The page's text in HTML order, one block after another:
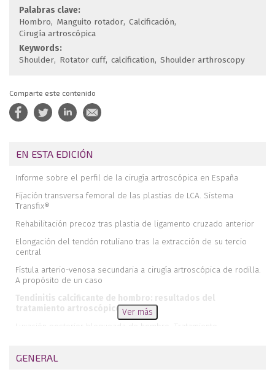
Palabras clave:
Hombro
Manguito rotador Calcificación
Cirugía artroscópica
Keywords:
Shoulder Rotator cuff calcification Shoulder arthroscopy
Comparte este contenido
EN ESTA EDICIÓN
Informe sobre el perfil de la cirugía artroscópica en España
Fijación transversa femoral de las plastias de LCA. Sistema
Transfix®
Rehabilitación precoz tras plastia de ligamento cruzado anterior
Elongación del tendón rotuliano tras la extracción de su tercio
central
Fístula arterio-venosa secundaria a cirugía artroscópica de rodilla.
A propósito de un caso
Tendinitis calcificante de hombro: resultados del
tratamiento artroscópico
Luxación posterior bloqueada de hombro. Tratamiento
Ver más
GENERAL